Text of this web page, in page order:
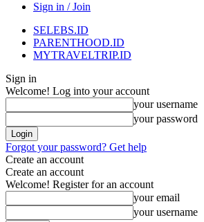
Sign in / Join
SELEBS.ID
PARENTHOOD.ID
MYTRAVELTRIP.ID
Sign in
Welcome! Log into your account
your username
your password
Forgot your password? Get help
Create an account
Create an account
Welcome! Register for an account
your email
your username